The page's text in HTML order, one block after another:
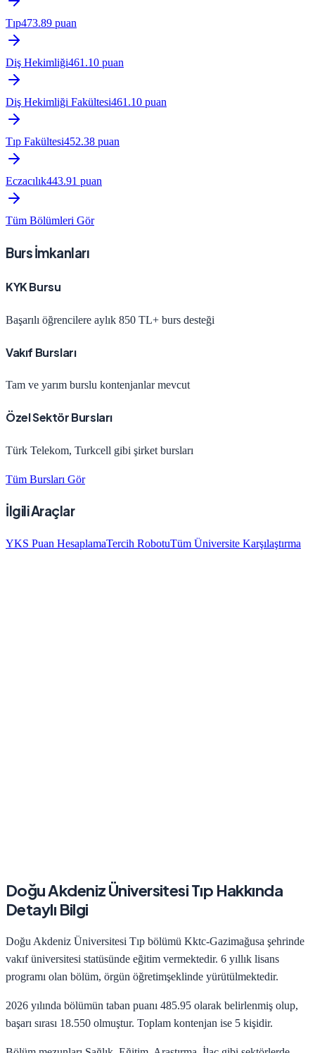
Tıp473.89 puan
Diş Hekimliği461.10 puan
Diş Hekimliği Fakültesi461.10 puan
Tıp Fakültesi452.38 puan
Eczacılık443.91 puan
Tüm Bölümleri Gör
Burs İmkanları
KYK Bursu
Başarılı öğrencilere aylık 850 TL+ burs desteği
Vakıf Bursları
Tam ve yarım burslu kontenjanlar mevcut
Özel Sektör Bursları
Türk Telekom, Turkcell gibi şirket bursları
Tüm Bursları Gör
İlgili Araçlar
YKS Puan HesaplamaTercih RobotuTüm Üniversite Karşılaştırma
Doğu Akdeniz ÜniversitesiTıp Hakkında
Detaylı Bilgi
Doğu Akdeniz Üniversitesi Tıp bölümü Kktc-Gazimağusa şehrinde
vakıfüniversitesi statüsünde eğitim vermektedir. 6 yıllık lisans
programı olan bölüm, örgün öğretimşeklinde yürütülmektedir.
2026 yılında bölümün taban puanı 485.95 olarak belirlenmiş olup,
başarı sırası 18.550 olmuştur. Toplam kontenjan ise 5 kişidir.